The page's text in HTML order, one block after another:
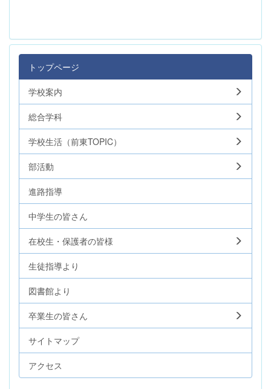
トップページ
学校案内
総合学科
学校生活（前東TOPIC）
部活動
進路指導
中学生の皆さん
在校生・保護者の皆様
生徒指導より
図書館より
卒業生の皆さん
サイトマップ
アクセス